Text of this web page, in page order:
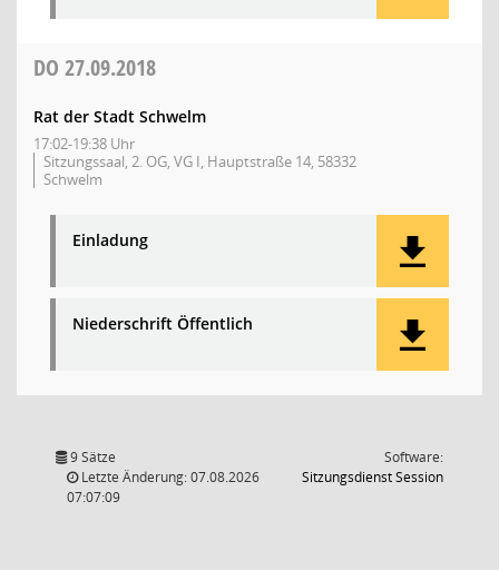
DO 27.09.2018
Rat der Stadt Schwelm
17:02-19:38 Uhr
Sitzungssaal, 2. OG, VG I, Hauptstraße 14, 58332
Schwelm
Einladung
Niederschrift Öffentlich
9 Sätze
Letzte Änderung: 07.08.2026
07:07:09
Software:
SitzungsdienstSession(Wird in